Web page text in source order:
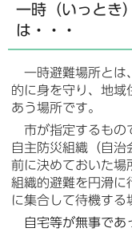
一時（いっとき
は・・・
一時避難場所とは
的に身を守り、地域
あう場所です。
市が指定するもの
自主防災組織（自治
前に決めておいた場
組織的避難を円滑に
に集合して待機する
自宅等が無事であ